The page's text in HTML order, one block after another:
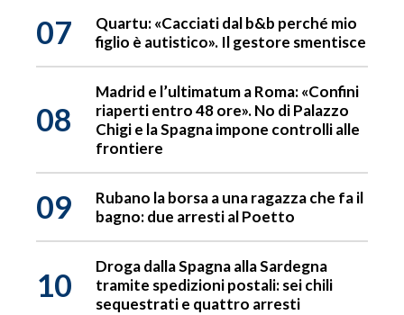
07
Quartu: «Cacciati dal b&b perché mio
figlio è autistico». Il gestore smentisce
08
Madrid e l’ultimatum a Roma: «Confini
riaperti entro 48 ore». No di Palazzo
Chigi e la Spagna impone controlli alle
frontiere
09
Rubano la borsa a una ragazza che fa il
bagno: due arresti al Poetto
10
Droga dalla Spagna alla Sardegna
tramite spedizioni postali: sei chili
sequestrati e quattro arresti